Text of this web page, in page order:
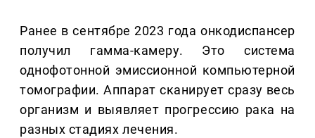
Ранее в сентябре 2023 года онкодиспансер
получил гамма-камеру. Это система
однофотонной эмиссионной компьютерной
томографии. Аппарат сканирует сразу весь
организм и выявляет прогрессию рака на
разных стадиях лечения.